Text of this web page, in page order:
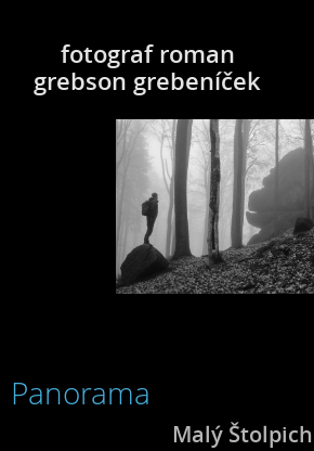
fotograf roman
grebson grebeníček
Panorama
Malý Štolpich